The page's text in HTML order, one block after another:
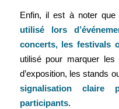
Enfin, il est à noter
utilisé lors
concerts, les festivals
utilisé pour marquer
d’exposition, les stands
signalisation
participants.